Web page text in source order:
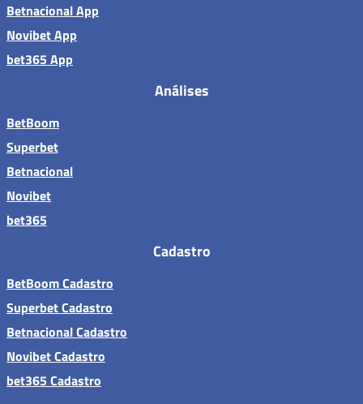
Betnacional App
Novibet App
bet365 App
Análises
BetBoom
Superbet
Betnacional
Novibet
bet365
Cadastro
BetBoom Cadastro
Superbet Cadastro
Betnacional Cadastro
Novibet Cadastro
bet365 Cadastro